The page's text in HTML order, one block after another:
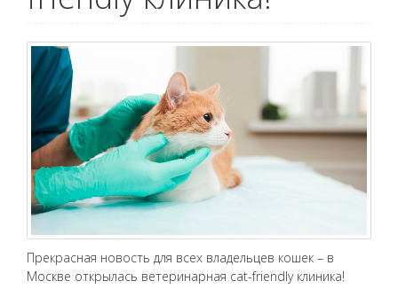
Прекрасная новость для всех владельцев кошек – в
Москве открылась ветеринарная cat-friendly клиника!